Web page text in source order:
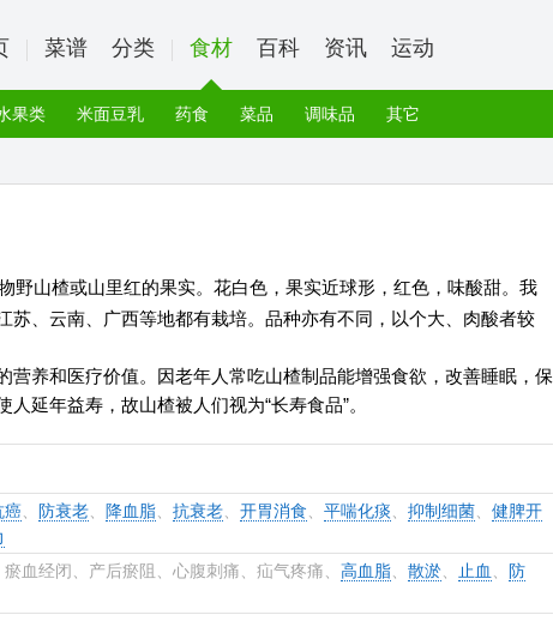
菜谱 分类 食材 百科 资讯 运动
果类 米面豆乳 药食 菜品 调味品 其它
野山楂或山里红的果实。花白色，果实近球形，红色，味酸甜。我
苏、云南、广西等地都有栽培。品种亦有不同，以个大、肉酸者较
营养和医疗价值。因老年人常吃山楂制品能增强食欲，改善睡眠，保
延年益寿，故山楂被人们视为“长寿食品”。
癌 防衰老 降血脂 抗衰老 开胃消食 平喘化痰 抑制细菌
健脾开
血经闭、产后瘀阻、心腹刺痛、疝气疼痛、 高血脂 散淤 止血
防